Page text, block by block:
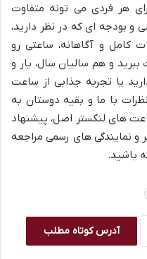
هر فردی می تونه متفاوت
و بودجه ای که در نظر دارید،
کامل و آگاهانه، ساعتی رو
و هم سالیان سال، یار و
یا تجربه جذابی از ساعت
با ما و بقیه دوستان به
های لنکستر اصل، پیشنهاد
و نمایندگی های رسمی مراجعه
باشید.
آدرس کوتاه مطلب